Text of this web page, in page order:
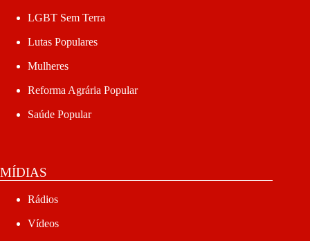
LGBT Sem Terra
Lutas Populares
Mulheres
Reforma Agrária Popular
Saúde Popular
MÍDIAS
Rádios
Vídeos